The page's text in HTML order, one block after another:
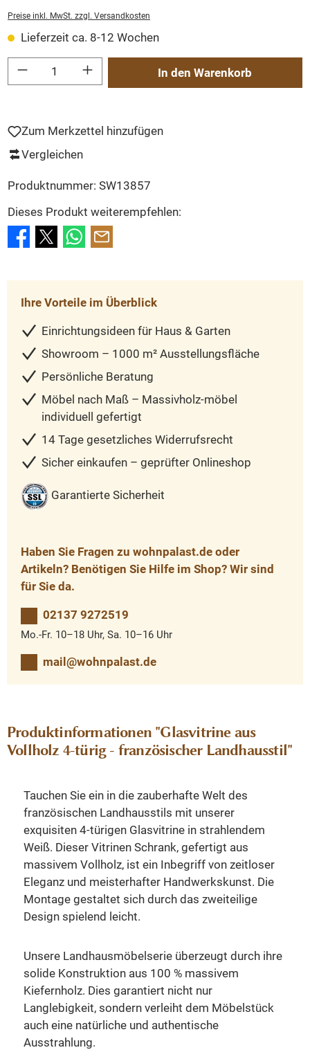
Preise inkl. MwSt. zzgl. Versandkosten
Lieferzeit ca. 8-12 Wochen
Produkt Anzahl: Gib den gewünschten Wert ein oder benutze die Schaltflächen
In den Warenkorb
Zum Merkzettel hinzufügen
Vergleichen
Produktnummer: SW13857
Dieses Produkt weiterempfehlen:
Ihre Vorteile im Überblick
Einrichtungsideen für Haus & Garten
Showroom – 1000 m² Ausstellungsfläche
Persönliche Beratung
Möbel nach Maß – Massivholz-möbel
individuell gefertigt
14 Tage gesetzliches Widerrufsrecht
Sicher einkaufen – geprüfter Onlineshop
Garantierte Sicherheit
Haben Sie Fragen zu wohnpalast.de oder
Artikeln? Benötigen Sie Hilfe im Shop? Wir sind
für Sie da.
02137 9272519
Mo.-Fr. 10–18 Uhr, Sa. 10–16 Uhr
mail@wohnpalast.de
Produktinformationen "Glasvitrine aus
Vollholz 4-türig - französischer Landhausstil"
Tauchen Sie ein in die zauberhafte Welt des
französischen Landhausstils mit unserer
exquisiten 4-türigen Glasvitrine in strahlendem
Weiß. Dieser Vitrinen Schrank, gefertigt aus
massivem Vollholz, ist ein Inbegriff von zeitloser
Eleganz und meisterhafter Handwerkskunst. Die
Montage gestaltet sich durch das zweiteilige
Design spielend leicht.
Unsere Landhausmöbelserie überzeugt durch ihre
solide Konstruktion aus 100 % massivem
Kiefernholz. Dies garantiert nicht nur
Langlebigkeit, sondern verleiht dem Möbelstück
auch eine natürliche und authentische
Ausstrahlung.